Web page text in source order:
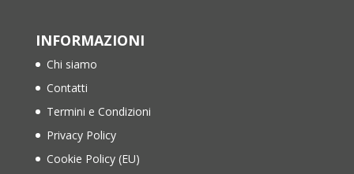
INFORMAZIONI
Chi siamo
Contatti
Termini e Condizioni
Privacy Policy
Cookie Policy (EU)